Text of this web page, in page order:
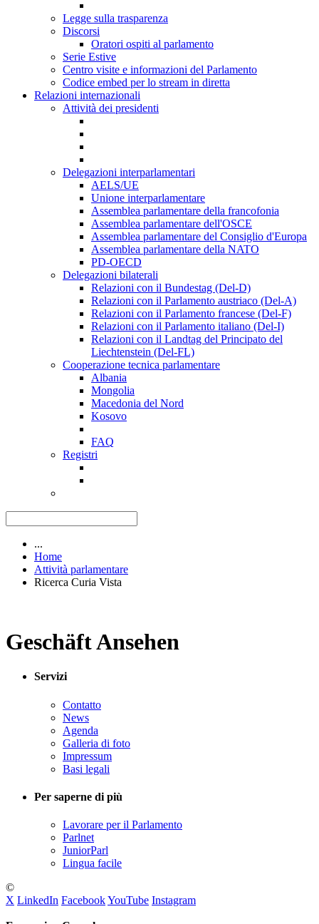
Legge sulla trasparenza
Discorsi
Oratori ospiti al parlamento
Serie Estive
Centro visite e informazioni del Parlamento
Codice embed per lo stream in diretta
Relazioni internazionali
Attività dei presidenti
Delegazioni interparlamentari
AELS/UE
Unione interparlamentare
Assemblea parlamentare della francofonia
Assemblea parlamentare dell'OSCE
Assemblea parlamentare del Consiglio d'Europa
Assemblea parlamentare della NATO
PD-OECD
Delegazioni bilaterali
Relazioni con il Bundestag (Del-D)
Relazioni con il Parlamento austriaco (Del-A)
Relazioni con il Parlamento francese (Del-F)
Relazioni con il Parlamento italiano (Del-I)
Relazioni con il Landtag del Principato del
Liechtenstein (Del-FL)
Cooperazione tecnica parlamentare
Albania
Mongolia
Macedonia del Nord
Kosovo
FAQ
Registri
...
Home
Attività parlamentare
Ricerca Curia Vista
Geschäft Ansehen
Servizi
Contatto
News
Agenda
Galleria di foto
Impressum
Basi legali
Per saperne di più
Lavorare per il Parlamento
Parlnet
JuniorParl
Lingua facile
©
X LinkedIn FacebookYouTube Instagram